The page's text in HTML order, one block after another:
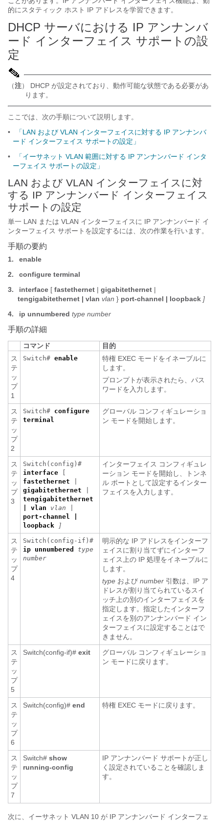
的にスタティック ホスト IP アドレスを学習できます。
DHCP サーバにおける IP アンナンバ
ード インターフェイス サポートの設
定
（注） DHCP が設定されており、動作可能な状態である必要があ
ります。
ここでは、次の手順について説明します。
•
「LAN および VLAN インターフェイスに対する IP アンナンバ
ード インターフェイス サポートの設定」
•
「イーサネット VLAN 範囲に対する IP アンナンバード インタ
ーフェイス サポートの設定」
LAN および VLAN インターフェイスに対
する IP アンナンバード インターフェイス
サポートの設定
単一 LAN または VLAN インターフェイスに IP アンナンバード イ
ンターフェイス サポートを設定するには、次の作業を行います。
手順の要約
1.
enable
2.
configure terminal
3.
interface [ fastethernet | gigabitethernet |
tengigabitethernet | vlan vlan } port-channel | loopback ]
4.
ip unnumbered type number
手順の詳細
コマンド
目的
ス
テ
ッ
プ
1
Switch# enable
特権 EXEC モードをイネーブルに
します。
プロンプトが表示されたら、パス
ワードを入力します。
ス
テ
ッ
プ
2
Switch# configure
terminal
グローバル コンフィギュレーショ
ン モードを開始します。
ス
テ
ッ
プ
3
Switch(config)#
interface
[
fastethernet
gigabitethernet
tengigabitethernet
| vlan
vlan
port-channel |
loopback
]
インターフェイス コンフィギュレ
ーション モードを開始し、トンネ
ル ポートとして設定するインター
フェイスを入力します。
ス
テ
ッ
プ
4
Switch(config-if)#
ip unnumbered
type
number
明示的な IP アドレスをインターフ
ェイスに割り当てずにインターフ
ェイス上の IP 処理をイネーブルに
します。
type および number 引数は、IP ア
ドレスが割り当てられているスイ
ッチ上の別のインターフェイスを
指定します。指定したインターフ
ェイスを別のアンナンバード イン
ターフェイスに設定することはで
きません。
ス
テ
ッ
プ
5
Switch(config-if)# exit
グローバル コンフィギュレーショ
ン モードに戻ります。
ス
テ
ッ
プ
6
Switch(config)# end 特権 EXEC モードに戻ります。
ス
テ
ッ
プ
7
Switch# show
running-config
IP アンナンバード サポートが正し
く設定されていることを確認しま
す。
次に、イーサネット VLAN 10 が IP アンナンバード インターフェ